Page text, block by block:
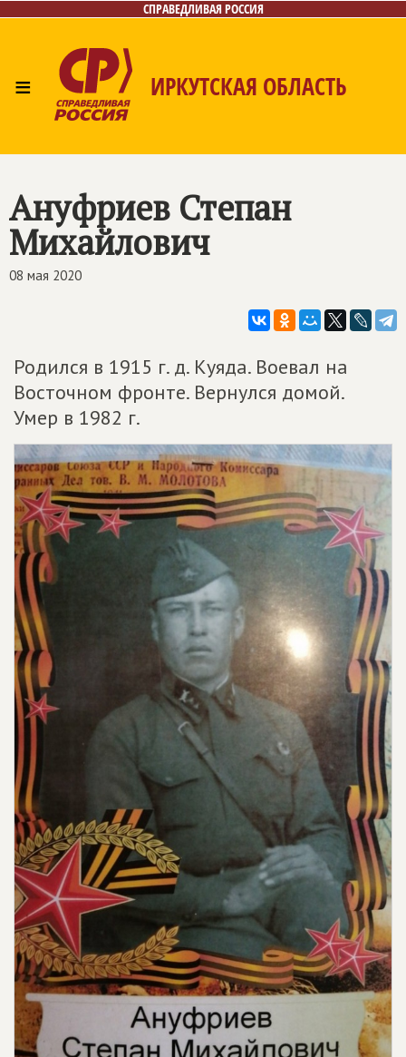
СПРАВЕДЛИВАЯ РОССИЯ
≡ ИРКУТСКАЯ ОБЛАСТЬ
Интернет-приёмная
Ануфриев Степан
Михайлович
08 мая 2020
Родился в 1915 г. д. Куяда. Воевал на
Восточном фронте. Вернулся домой.
Умер в 1982 г.